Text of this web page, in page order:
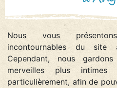
Nous vous
incontournables du site
Cependant, nous
merveilles plus intimes
particulièrement, afin de